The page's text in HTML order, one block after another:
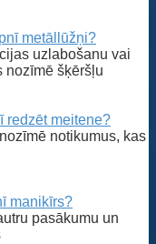
metāllūžņi?
uzlabošanu vai
nozīmē šķēršļu
redzēt meitene?
notikumus, kas
manikīrs?
pasākumu un